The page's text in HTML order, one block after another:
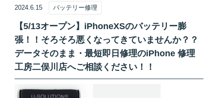
2024.6.15 バッテリー修理
【5/13オープン】iPhoneXSのバッテリー膨
張！！そろそろ悪くなってきていませんか？？
データそのまま・最短即日修理のiPhone 修理
工房二俣川店へご相談ください！！